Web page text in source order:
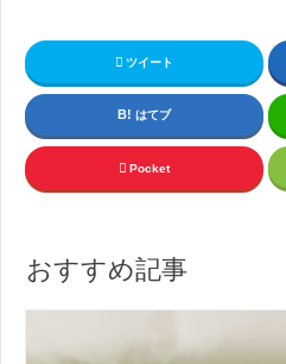
ツイート
はてブ
Pocket
おすすめ記事